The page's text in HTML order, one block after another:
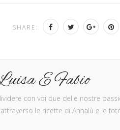
SHARE:
E Fabio
con voi due delle nostre
le ricette di Annalù e le